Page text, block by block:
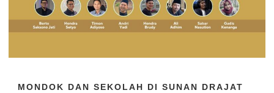
MONDOK DAN SEKOLAH DI SUNAN DRAJAT